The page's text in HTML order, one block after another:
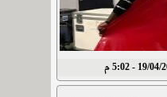
- 5:02 م